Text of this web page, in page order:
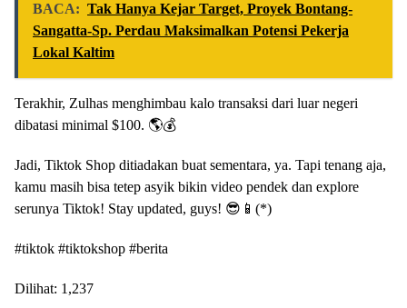
BACA: Tak Hanya Kejar Target, Proyek Bontang-
Sangatta-Sp. Perdau Maksimalkan Potensi Pekerja
Lokal Kaltim
Terakhir, Zulhas menghimbau kalo transaksi dari luar negeri
dibatasi minimal $100. 🌎💰
Jadi, Tiktok Shop ditiadakan buat sementara, ya. Tapi tenang aja,
kamu masih bisa tetep asyik bikin video pendek dan explore
serunya Tiktok! Stay updated, guys! 😎📱(*)
#tiktok #tiktokshop #berita
Dilihat: 1,237